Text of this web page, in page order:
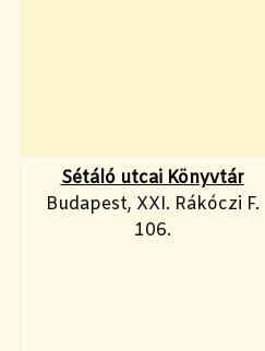
Sétáló utcai Könyvtár
Budapest, XXI. Rákóczi F.
106.